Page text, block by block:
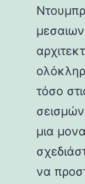
τόσο
μια
να